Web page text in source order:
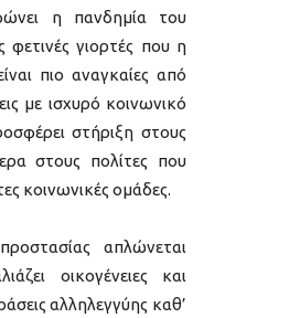
η πανδημία του
φετινές γιορτές που η
πιο αναγκαίες από
με ισχυρό κοινωνικό
στήριξη στους
στους πολίτες που
κοινωνικές ομάδες.
απλώνεται
οικογένειες και
αλληλεγγύης καθ’